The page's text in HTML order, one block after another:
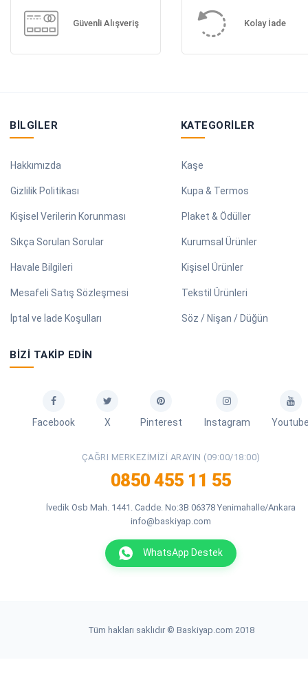
Güvenli Alışveriş Kolay İade
BILGILER
Hakkımızda
Gizlilik Politikası
Kişisel Verilerin Korunması
Sıkça Sorulan Sorular
Havale Bilgileri
Mesafeli Satış Sözleşmesi
İptal ve İade Koşulları
KATEGORILER
Kaşe
Kupa & Termos
Plaket & Ödüller
Kurumsal Ürünler
Kişisel Ürünler
Tekstil Ürünleri
Söz / Nişan / Düğün
BIZI TAKIP EDIN
Facebook X Pinterest Instagram
ÇAĞRI MERKEZIMIZI ARAYIN (09:00/18:00)
0850 455 11 55
İvedik Osb Mah. 1441. Cadde. No:3B 06378 Yenimahalle/Ankara
info@baskiyap.com
WhatsApp Destek
Tüm hakları saklıdır © Baskiyap.com 2018